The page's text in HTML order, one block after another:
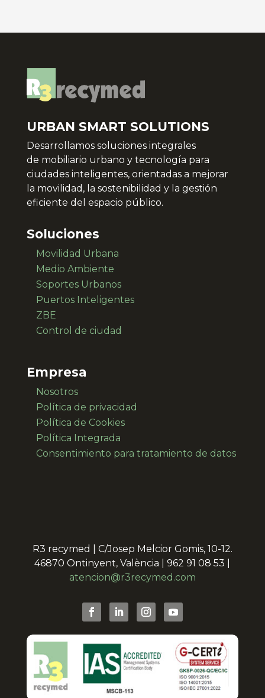
URBAN SMART SOLUTIONS
Desarrollamos soluciones integrales
de mobiliario urbano y tecnología para
ciudades inteligentes, orientadas a mejorar
la movilidad, la sostenibilidad y la gestión
eficiente del espacio público.
Soluciones
Movilidad Urbana
Medio Ambiente
Soportes Urbanos
Puertos Inteligentes
ZBE
Control de ciudad
Empresa
Nosotros
Política de privacidad
Política de Cookies
Política Integrada
Consentimiento para tratamiento de datos
R3 recymed | C/Josep Melcior Gomis, 10-12.
46870 Ontinyent, València | 962 91 08 53 |
atencion@r3recymed.com